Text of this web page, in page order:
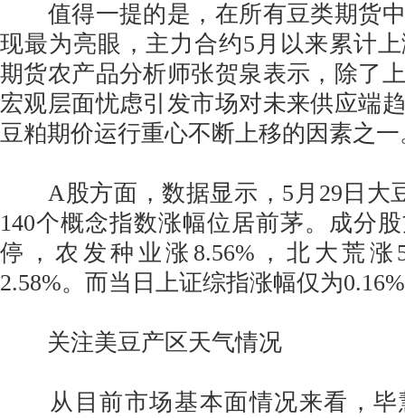
值得一提的是，在所有豆类期货中
现最为亮眼，主力合约5月以来累计
期货农产品分析师张贺泉表示，除了
宏观层面忧虑引发市场对未来供应端
豆粕期价运行重心不断上移的因素之一
A股方面，数据显示，5月29日大
140个概念指数涨幅位居前茅。成分
停，农发种业涨8.56%，北大荒涨
2.58%。而当日上证综指涨幅仅为
关注美豆产区天气情况
从目前市场基本面情况来看，毕